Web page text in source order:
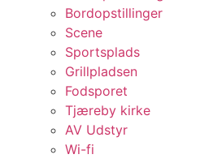
Bordopstillinger
Scene
Sportsplads
Grillpladsen
Fodsporet
Tjæreby kirke
AV Udstyr
Wi-fi